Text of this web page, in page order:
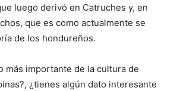
luego derivó en Catruches y, en
que es como actualmente se
de los hondureños.
más importante de la cultura de
¿tienes algún dato interesante